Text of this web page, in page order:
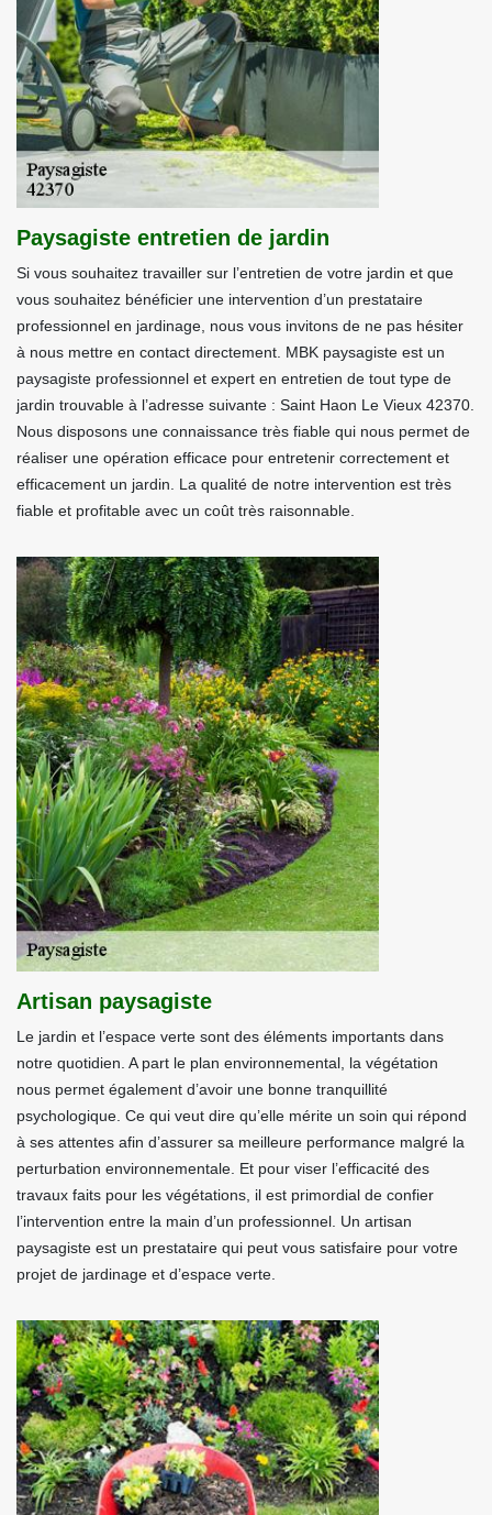
Paysagiste entretien de jardin
Si vous souhaitez travailler sur l’entretien de votre jardin et que
vous souhaitez bénéficier une intervention d’un prestataire
professionnel en jardinage, nous vous invitons de ne pas hésiter
à nous mettre en contact directement. MBK paysagiste est un
paysagiste professionnel et expert en entretien de tout type de
jardin trouvable à l’adresse suivante : Saint Haon Le Vieux 42370.
Nous disposons une connaissance très fiable qui nous permet de
réaliser une opération efficace pour entretenir correctement et
efficacement un jardin. La qualité de notre intervention est très
fiable et profitable avec un coût très raisonnable.
Artisan paysagiste
Le jardin et l’espace verte sont des éléments importants dans
notre quotidien. A part le plan environnemental, la végétation
nous permet également d’avoir une bonne tranquillité
psychologique. Ce qui veut dire qu’elle mérite un soin qui répond
à ses attentes afin d’assurer sa meilleure performance malgré la
perturbation environnementale. Et pour viser l’efficacité des
travaux faits pour les végétations, il est primordial de confier
l’intervention entre la main d’un professionnel. Un artisan
paysagiste est un prestataire qui peut vous satisfaire pour votre
projet de jardinage et d’espace verte.